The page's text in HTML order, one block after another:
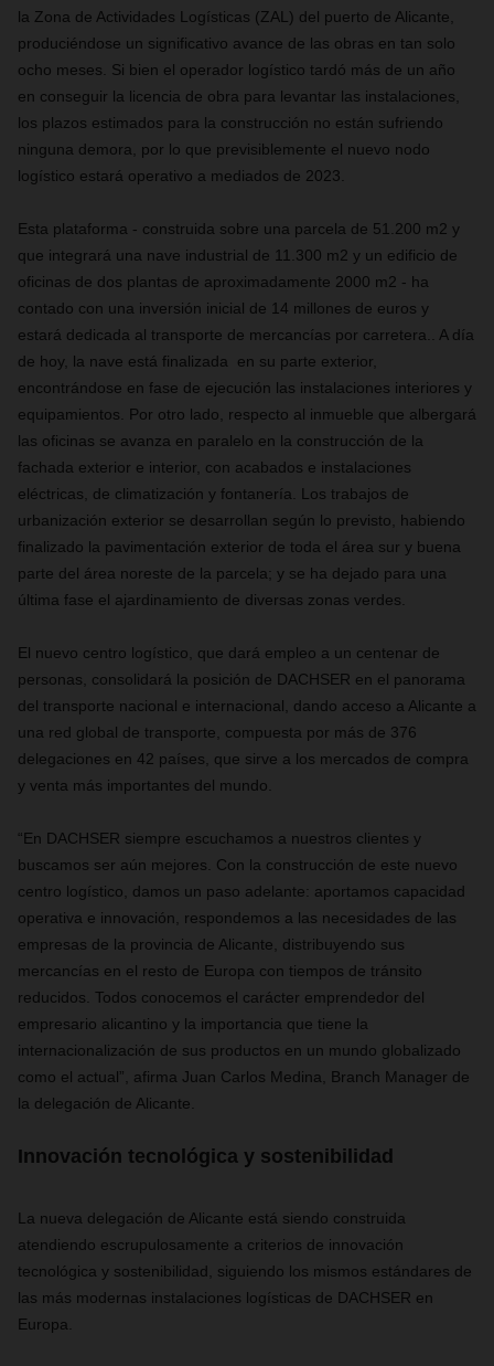
la Zona de Actividades Logísticas (ZAL) del puerto de Alicante,
produciéndose un significativo avance de las obras en tan solo
ocho meses. Si bien el operador logístico tardó más de un año
en conseguir la licencia de obra para levantar las instalaciones,
los plazos estimados para la construcción no están sufriendo
ninguna demora, por lo que previsiblemente el nuevo nodo
logístico estará operativo a mediados de 2023.
Esta plataforma - construida sobre una parcela de 51.200 m2 y
que integrará una nave industrial de 11.300 m2 y un edificio de
oficinas de dos plantas de aproximadamente 2000 m2 - ha
contado con una inversión inicial de 14 millones de euros y
estará dedicada al transporte de mercancías por carretera.. A día
de hoy, la nave está finalizada en su parte exterior,
encontrándose en fase de ejecución las instalaciones interiores y
equipamientos. Por otro lado, respecto al inmueble que albergará
las oficinas se avanza en paralelo en la construcción de la
fachada exterior e interior, con acabados e instalaciones
eléctricas, de climatización y fontanería. Los trabajos de
urbanización exterior se desarrollan según lo previsto, habiendo
finalizado la pavimentación exterior de toda el área sur y buena
parte del área noreste de la parcela; y se ha dejado para una
última fase el ajardinamiento de diversas zonas verdes.
El nuevo centro logístico, que dará empleo a un centenar de
personas, consolidará la posición de DACHSER en el panorama
del transporte nacional e internacional, dando acceso a Alicante a
una red global de transporte, compuesta por más de 376
delegaciones en 42 países, que sirve a los mercados de compra
y venta más importantes del mundo.
“En DACHSER siempre escuchamos a nuestros clientes y
buscamos ser aún mejores. Con la construcción de este nuevo
centro logístico, damos un paso adelante: aportamos capacidad
operativa e innovación, respondemos a las necesidades de las
empresas de la provincia de Alicante, distribuyendo sus
mercancías en el resto de Europa con tiempos de tránsito
reducidos
Todos conocemos el carácter emprendedor del
empresario alicantino y la importancia que tiene la
internacionalización de sus productos en un mundo globalizado
como el actual”, afirma Juan Carlos Medina, Branch Manager de
la delegación de Alicante.
Innovación tecnológica y sostenibilidad
La nueva delegación de Alicante está siendo construida
atendiendo escrupulosamente a criterios de innovación
tecnológica y sostenibilidad, siguiendo los mismos estándares de
las más modernas instalaciones logísticas de DACHSER en
Europa.